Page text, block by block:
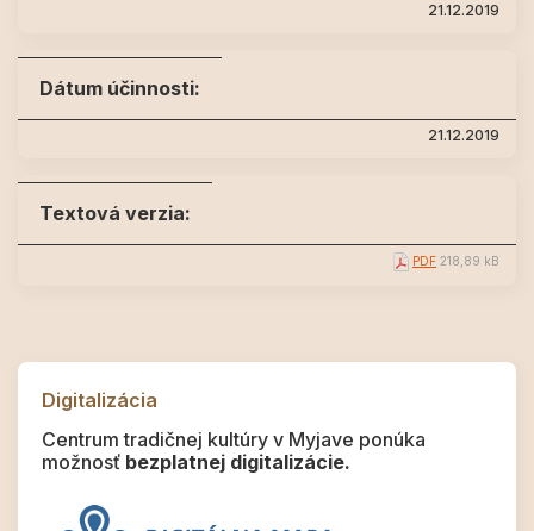
21.12.2019
Dátum účinnosti:
21.12.2019
Textová verzia:
PDF 218,89 kB
Digitalizácia
Centrum tradičnej kultúry v Myjave ponúka
možnosť bezplatnej digitalizácie.